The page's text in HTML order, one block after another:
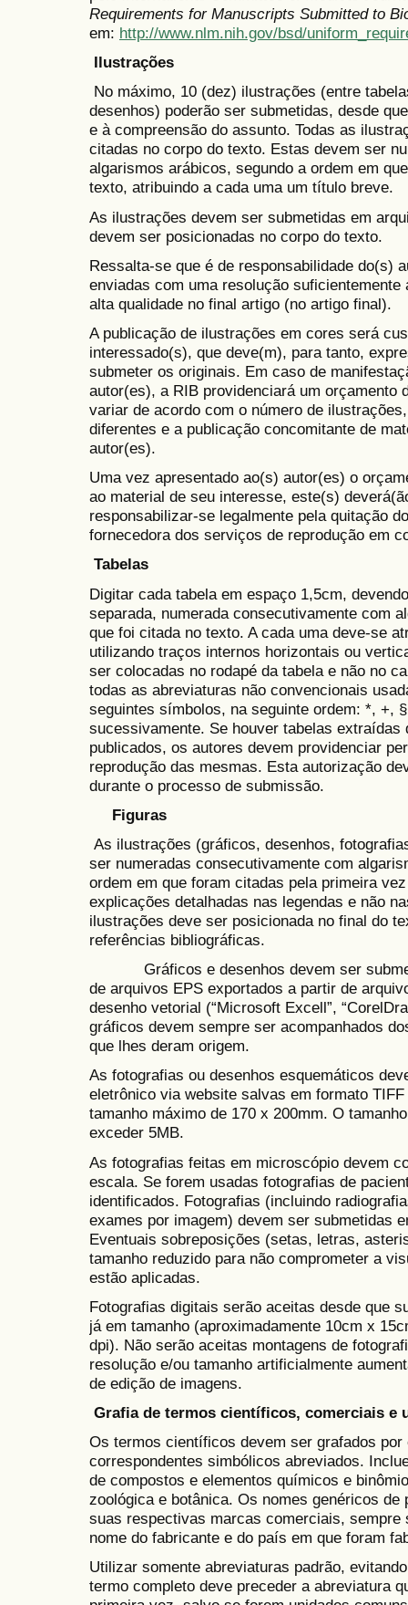
Requirements for Manuscripts Submitted to
em: http://www.nlm.nih.gov/bsd/
Ilustrações
No máximo, 10 (dez) ilustrações (entre
desenhos) poderão ser submetidas, desde
e à compreensão do assunto. Todas as
citadas no corpo do texto. Estas devem ser
algarismos arábicos, segundo a ordem em
texto, atribuindo a cada uma um título breve.
As ilustrações devem ser submetidas em
devem ser posicionadas no corpo do texto.
Ressalta-se que é de responsabilidade do(s)
enviadas com uma resolução
alta qualidade no final artigo (no artigo final).
A publicação de ilustrações em cores será
interessado(s), que deve(m), para tanto,
submeter os originais. Em caso de
autor(es), a RIB providenciará um orçamento
variar de acordo com o número de
diferentes e a publicação concomitante de
autor(es).
Uma vez apresentado ao(s) autor(es) o
ao material de seu interesse, este(s)
responsabilizar-se legalmente pela quitação
fornecedora dos serviços de reprodução em
Tabelas
Digitar cada tabela em espaço 1,5cm,
separada, numerada consecutivamente com
que foi citada no texto. A cada uma deve-se
utilizando traços internos horizontais ou
ser colocadas no rodapé da tabela e não no
todas as abreviaturas não convencionais
seguintes símbolos, na seguinte ordem: *, +,
sucessivamente. Se houver tabelas
publicados, os autores devem providenciar
reprodução das mesmas. Esta autorização
durante o processo de submissão.
Figuras
As ilustrações (gráficos, desenhos,
ser numeradas consecutivamente com
ordem em que foram citadas pela primeira
explicações detalhadas nas legendas e não
ilustrações deve ser posicionada no final do
referências bibliográficas.
Gráficos e desenhos devem ser
de arquivos EPS exportados a partir de
desenho vetorial (“Microsoft Excell”,
gráficos devem sempre ser acompanhados
que lhes deram origem.
As fotografias ou desenhos esquemáticos
eletrônico via website salvas em formato
tamanho máximo de 170 x 200mm. O
exceder 5MB.
As fotografias feitas em microscópio devem
escala. Se forem usadas fotografias de
identificados. Fotografias (incluindo
exames por imagem) devem ser submetidas
Eventuais sobreposições (setas, letras,
tamanho reduzido para não comprometer a
estão aplicadas.
Fotografias digitais serão aceitas desde que
já em tamanho (aproximadamente 10cm x
dpi). Não serão aceitas montagens de
resolução e/ou tamanho artificialmente
de edição de imagens.
Grafia de termos científicos, comerciais e
Os termos científicos devem ser grafados
correspondentes simbólicos abreviados.
de compostos e elementos químicos e
zoológica e botânica. Os nomes genéricos
suas respectivas marcas comerciais, sempre
nome do fabricante e do país em que foram
Utilizar somente abreviaturas padrão,
termo completo deve preceder a abreviatura